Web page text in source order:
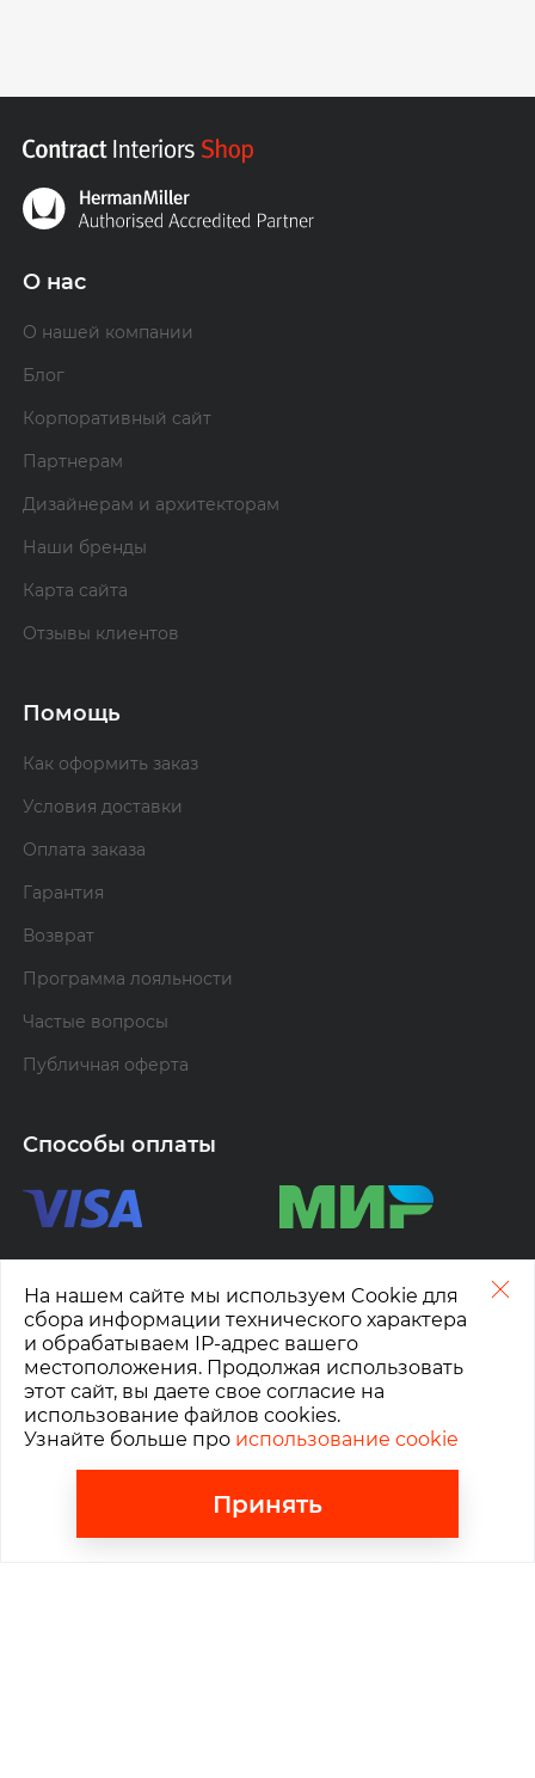
О нас
О нашей компании
Блог
Корпоративный сайт
Партнерам
Дизайнерам и архитекторам
Наши бренды
Карта сайта
Отзывы клиентов
Помощь
Как оформить заказ
Условия доставки
Оплата заказа
Гарантия
Возврат
Программа лояльности
Частые вопросы
Публичная оферта
Способы оплаты
Расчетный счет
Контакты
На нашем сайте мы используем Cookie для
сбора информации технического характера
и обрабатываем IP-адрес вашего
местоположения. Продолжая использовать
этот сайт, вы даете свое согласие на
использование файлов cookies.
Узнайте больше про использование cookie
Принять